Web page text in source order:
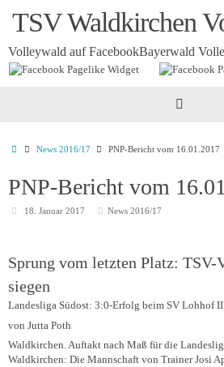
InhaltTSV Waldkirchen
Volleywald auf FacebookBayerwald
Startseite
News 2016/17 PNP-Bericht vom 16.01.2017
PNP-Bericht vom
18. Januar 2017 News 2016/17
Sprung vom letzten Platz:
siegen
Landesliga Südost: 3:0-Erfolg beim SV Lohhof
von Jutta Poth
Waldkirchen.Auftakt nach Maß für die
Waldkirchen: Die Mannschaft von Trainer Josi